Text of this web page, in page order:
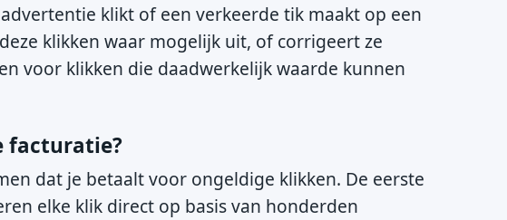
klikt of een verkeerde tik maakt op een
klikken waar mogelijk uit, of corrigeert ze
voor klikken die daadwerkelijk waarde kunnen
facturatie?
dat je betaalt voor ongeldige klikken. De eerste
elke klik direct op basis van honderden